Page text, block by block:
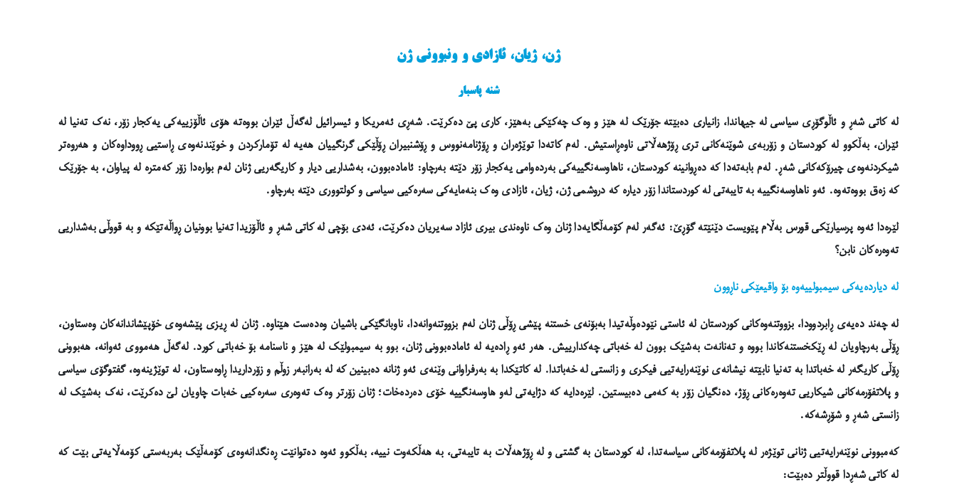
ژن، ژیان، ئازادی و ونبوونی ژن
شنە پاسبار
لە کاتی شەڕ و ئاڵوگۆڕی سیاسی لە جیهاندا، زانیاری دەبێتە جۆرێک لە هێز و وەک چەکێکی بەهێز، کاری پێ دەکرێت. شەڕی ئەمریکا و ئیسرائیل لەگەڵ ئێران بووەتە هۆی ئاڵۆزییەکی یەکجار زۆر، نەک تەنیا لە
ئێران، بەڵکوو لە کوردستان و زۆربەی شوێنەکانی تری ڕۆژهەڵاتی ناوەڕاستیش. لەم کاتەدا توێژەران و ڕۆژنامەنووس و ڕۆشنبیران ڕۆڵێکی گرنگییان هەیە لە تۆمارکردن و خوێندنەوەی ڕاستیی ڕووداوەکان و هەروەتر
شیکردنەوەی چیرۆکەکانی شەڕ. لەم بابەتەدا کە دەڕوانینە کوردستان، ناهاوسەنگییەکی بەردەوامی یەکجار زۆر دێتە بەرچاو: ئامادەبوون، بەشداریی دیار و کاریگەریی ژنان لەم بوارەدا زۆر کەمترە لە پیاوان، بە جۆرێک
کە زەق بووەتەوە. ئەو ناهاوسەنگییە بە تایبەتی لە کوردستاندا زۆر دیارە کە دروشمی ژن، ژیان، ئازادی وەک بنەمایەکی سەرەکیی سیاسی و کولتووری دێتە بەرچاو.
لێرەدا ئەوە پرسیارێکی قورس بەڵام پێویست دێنێتە گۆڕێ: ئەگەر لەم کۆمەڵگایەدا ژنان وەک ناوەندی بیری ئازاد سەیریان دەکرێت، ئەدی بۆچی لە کاتی شەڕ و ئاڵۆزیدا تەنیا بوونیان ڕواڵەتێکە و بە قووڵی بەشداریی
تەوەرەکان نابن؟
لە دیاردەیەکی سیمبولییەوە بۆ واقیعێکی ناڕوون
لە چەند دەیەی ڕابردوودا، بزووتنەوەکانی کوردستان لە ئاستی نێودەوڵەتیدا بەبۆنەی خستنە پێشی ڕۆڵی ژنان لەم بزووتنەوانەدا، ناوبانگێکی باشیان وەدەست هێناوە. ژنان لە ڕیزی پێشەوەی خۆپێشاندانەکان وەستاون،
ڕۆڵی بەرچاویان لە ڕێکخستنەکاندا بووە و تەنانەت بەشێک بوون لە خەباتی چەکدارییش. هەر ئەو ڕادەیە لە ئامادەبوونی ژنان، بوو بە سیمبولێک لە هێز و ناسنامە بۆ خەباتی کورد. لەگەڵ هەمووی ئەوانە، هەبوونی
ڕۆڵی کاریگەر لە خەباتدا بە تەنیا نابێتە نیشانەی نوێنەرایەتیی فیکری و زانستی لە خەباتدا. لە کاتێکدا بە بەرفراوانی وێنەی ئەو ژنانە دەبینین کە لە بەرانبەر زوڵم و زۆرداریدا ڕاوەستاون، لە توێژینەوە، گفتوگۆی سیاسی
و پلاتفۆرمەکانی شیکاریی تەوەرەکانی ڕۆژ، دەنگیان زۆر بە کەمی دەبیستین. لێرەدایە کە دژایەتی لەو هاوسەنگییە خۆی دەردەخات؛ ژنان زۆرتر وەک تەوەری سەرەکیی خەبات چاویان لێ دەکرێت، نەک بەشێک لە
زانستی شەڕ و شۆڕشەکە.
کەمبوونی نوێنەرایەتیی ژنانی توێژەر لە پلاتفۆرمەکانی سیاسەتدا، لە کوردستان بە گشتی و لە ڕۆژهەڵات بە تایبەتی، بە هەڵکەوت نییە، بەڵکوو ئەوە دەتوانێت ڕەنگدانەوەی کۆمەڵێک بەربەستی کۆمەڵایەتی بێت کە
لە کاتی شەڕدا قووڵتر دەبێت: